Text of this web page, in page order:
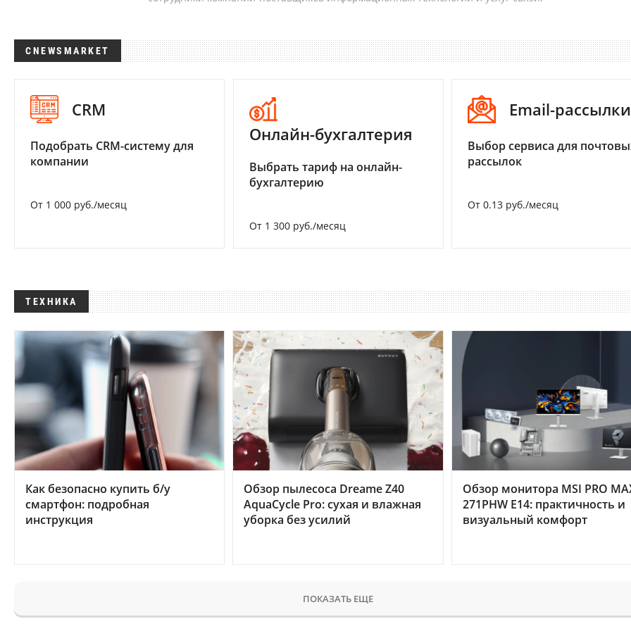
CNEWSMARKET
CRM
Подобрать CRM-систему для
компании
От 1 000 руб./месяц
Онлайн-бухгалтерия
Выбрать тариф на онлайн-
бухгалтерию
От 1 300 руб./месяц
Email-рассылки
Выбор сервиса для
рассылок
От 0.13 руб./месяц
ТЕХНИКА
Как безопасно купить б/у
смартфон: подробная
инструкция
Обзор пылесоса Dreame Z40
AquaCycle Pro: сухая и влажная
уборка без усилий
Обзор монитора MSI PRO
271PHW E14: практичность и
визуальный комфорт
ПОКАЗАТЬ ЕЩЕ